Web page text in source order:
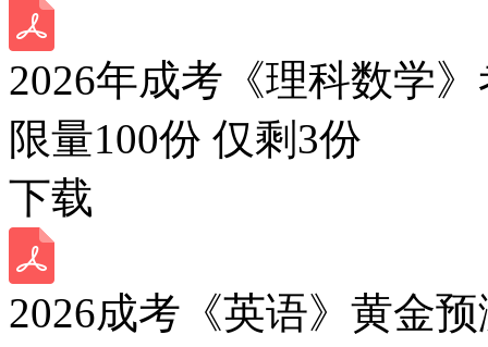
2026年成考《理科数学
限量100份 仅剩 3份
下载
2026成考《英语》黄金